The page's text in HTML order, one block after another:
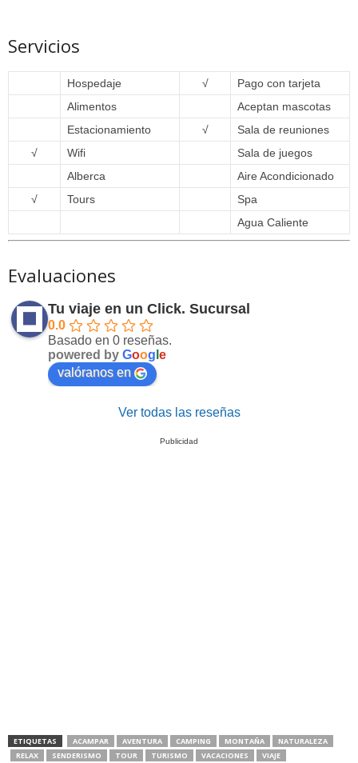
Servicios
Hospedaje √
Pago con tarjeta
Alimentos
Aceptan mascotas
Estacionamiento
√
Sala de reuniones
√
Wifi
Sala de juegos
Alberca
Aire Acondicionado
√
Tours
Spa
Agua Caliente
Evaluaciones
Tu viaje en un Click. Sucursal
0.0
Basado en 0 reseñas.
powered by Goog e
valóranos en
Ver todas las reseñas
Publicidad
ETIQUETAS ACAMPAR AVENTURA CAMPING MONTAÑA
NATURALEZA
RELAX
SENDERISMO TOUR TURISMO VACACIONES VIAJE